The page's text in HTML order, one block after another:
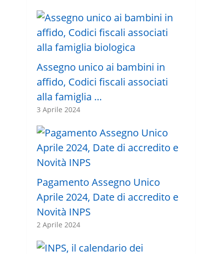
Assegno unico ai bambini in
affido, Codici fiscali associati
alla famiglia …
3 Aprile 2024
Pagamento Assegno Unico
Aprile 2024, Date di accredito e
Novità INPS
2 Aprile 2024